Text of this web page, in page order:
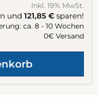
Inkl. 19% MwSt.
und 121,85 € sparen!
ca. 8 - 10 Wochen
0€ Versand